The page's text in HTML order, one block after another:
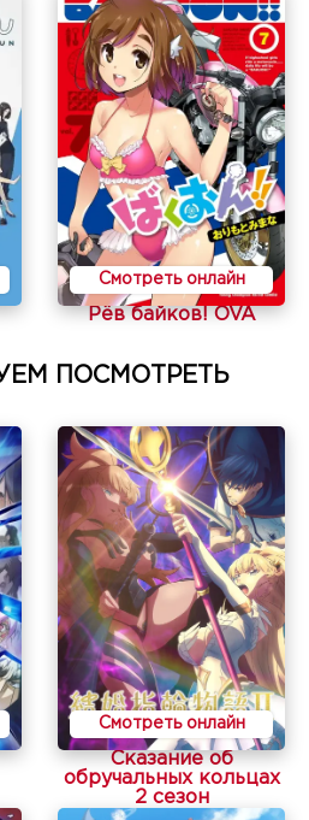
Смотреть онлайн
Рёв байков! OVA
ПОСМОТРЕТЬ
Смотреть онлайн
Сказание об
обручальных кольцах
2 сезон